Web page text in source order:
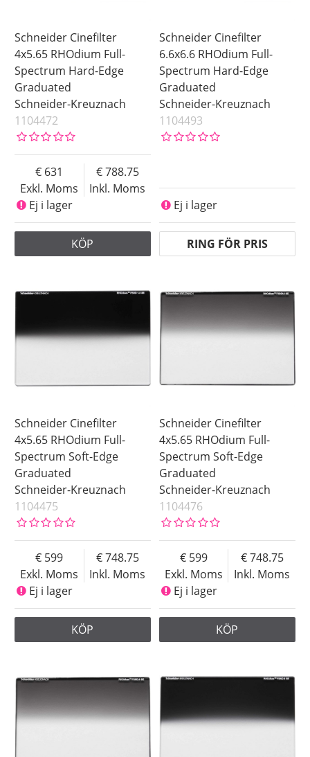
Schneider Cinefilter
4x5.65 RHOdium Full-
Spectrum Hard-Edge
Graduated
Schneider-Kreuznach
1104472
Exkl. Moms
631
Inkl. Moms
788.75
Ej i lager
KÖP
Schneider Cinefilter
6.6x6.6 RHOdium Full-
Spectrum Hard-Edge
Graduated
Schneider-Kreuznach
1104493
Ej i lager
RING FÖR PRIS
Schneider Cinefilter
4x5.65 RHOdium Full-
Spectrum Soft-Edge
Graduated
Schneider-Kreuznach
1104475
Exkl. Moms
599
Inkl. Moms
748.75
Ej i lager
KÖP
Schneider Cinefilter
4x5.65 RHOdium Full-
Spectrum Soft-Edge
Graduated
Schneider-Kreuznach
1104476
Exkl. Moms
599
Inkl. Moms
748.75
Ej i lager
KÖP